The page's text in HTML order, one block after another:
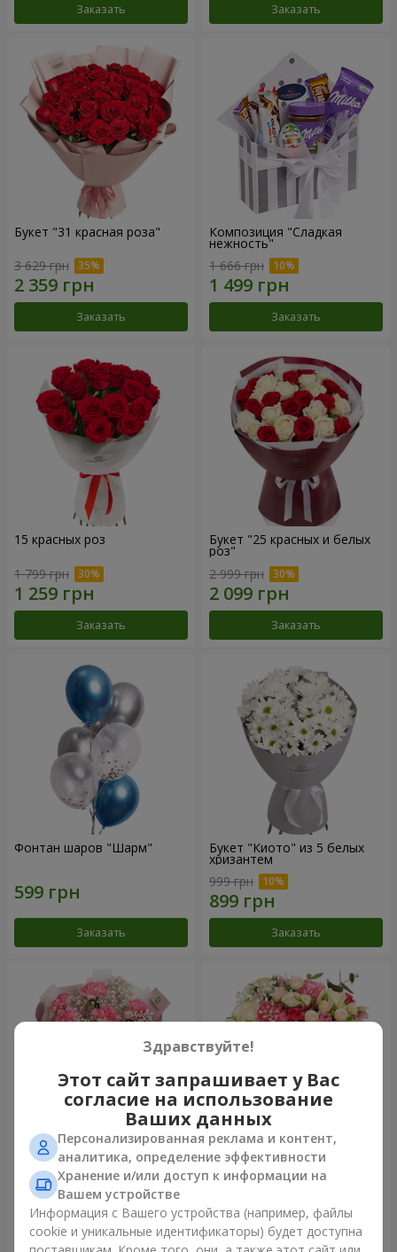
Заказать Заказать
Букет "31 красная роза"
3 629 грн
Заказать
Композиция "Сладкая
нежность"
1 666 грн
Заказать
15 красных роз
1 799 грн
Заказать
Букет "25 красных и белых
роз"
2 999 грн
Заказать
Фонтан шаров "Шарм"
Заказать
Букет "Киото" из 5 белых
хризантем
999 грн
Заказать
Букет "Королева
Карибского моря"
1 374 грн
Заказать
Цветы в коробке
"Помпадур"
Заказать
Здравствуйте!
Этот сайт запрашивает у Вас
согласие на использование
Ваших данных
Персонализированная реклама и контент,
аналитика, определение эффективности
Хранение и/или доступ к информации на
Вашем устройстве
Информация с Вашего устройства (например, файлы
cookie и уникальные идентификаторы) будет доступна